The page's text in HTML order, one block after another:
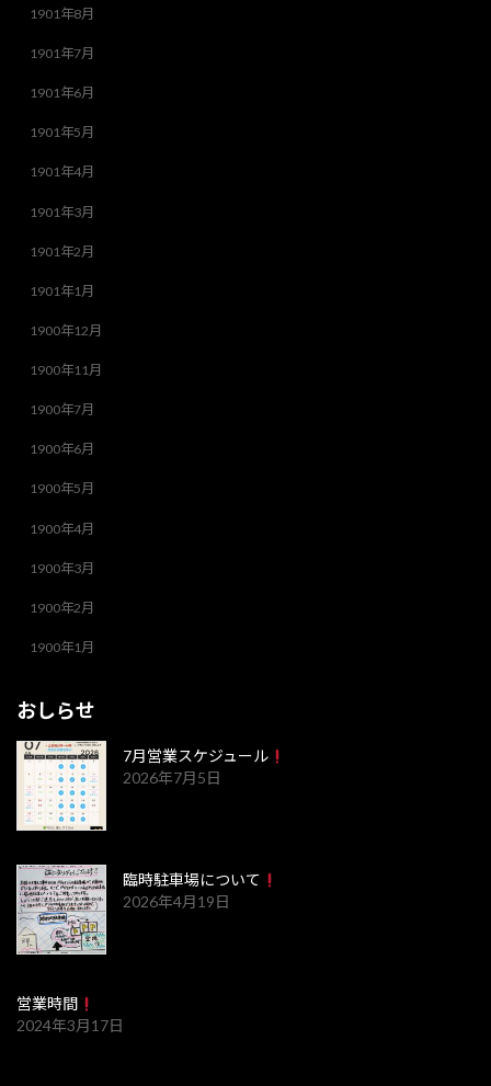
1901年8月
1901年7月
1901年6月
1901年5月
1901年4月
1901年3月
1901年2月
1901年1月
1900年12月
1900年11月
1900年7月
1900年6月
1900年5月
1900年4月
1900年3月
1900年2月
1900年1月
おしらせ
7月営業スケジュール
2026年7月5日
臨時駐車場について
2026年4月19日
営業時間
2024年3月17日